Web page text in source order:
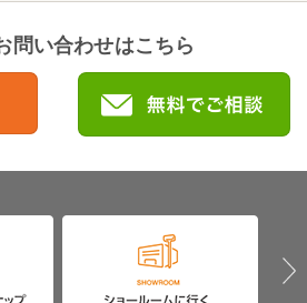
問い合わせはこちら